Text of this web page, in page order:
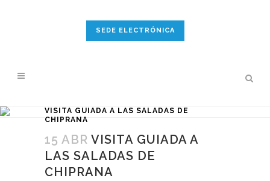
SEDE ELECTRÓNICA
VISITA GUIADA A LAS SALADAS DE
CHIPRANA
15 ABR VISITA GUIADA A
LAS SALADAS DE
CHIPRANA